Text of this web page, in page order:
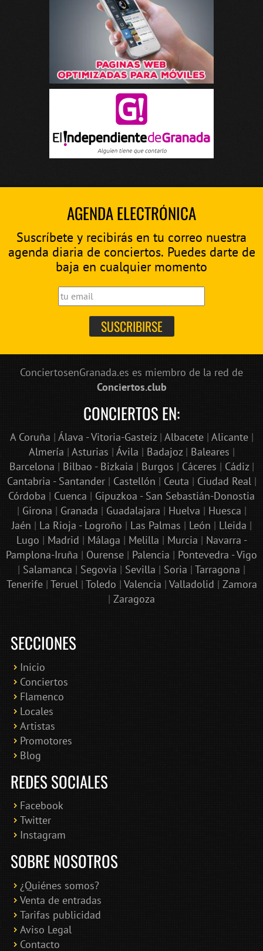
AGENDA ELECTRÓNICA
Suscríbete y recibirás en tu correo nuestra
agenda diaria de conciertos. Puedes darte de
baja en cualquier momento
ConciertosenGranada.es es miembro de la red de
Conciertos.club
CONCIERTOS EN:
A Coruña | Álava - Vitoria-Gasteiz| Albacete| Alicante|
Almería | Asturias | Ávila | Badajoz| Baleares |
Barcelona | Bilbao - Bizkaia | Burgos | Cáceres | Cádiz|
Cantabria - Santander| Castellón | Ceuta | Ciudad Real|
Córdoba | Cuenca | Gipuzkoa - San Sebastián-Donostia
| Girona | Granada | Guadalajara | Huelva | Huesca |
Jaén | La Rioja - Logroño | Las Palmas | León | Lleida |
Lugo | Madrid | Málaga | Melilla | Murcia | Navarra -
Pamplona-Iruña | Ourense | Palencia | Pontevedra - Vigo
| Salamanca | Segovia | Sevilla | Soria | Tarragona |
Tenerife| Teruel| Toledo | Valencia | Valladolid | Zamora
| Zaragoza
SECCIONES
Inicio
Conciertos
Flamenco
Locales
Artistas
Promotores
Blog
REDES SOCIALES
Facebook
Twitter
Instagram
SOBRE NOSOTROS
¿Quiénes somos?
Venta de entradas
Tarifas publicidad
Aviso Legal
Contacto